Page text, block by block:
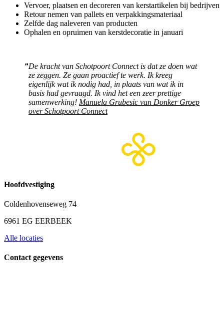
Vervoer, plaatsen en decoreren van kerstartikelen bij bedrijven
Retour nemen van pallets en verpakkingsmateriaal
Zelfde dag naleveren van producten
Ophalen en opruimen van kerstdecoratie in januari
De kracht van Schotpoort Connect is dat ze doen wat
ze zeggen. Ze gaan proactief te werk. Ik kreeg
eigenlijk wat ik nodig had, in plaats van wat ik in
basis had gevraagd. Ik vind het een zeer prettige
samenwerking! Manuela Grubesic van Donker Groep
over Schotpoort Connect
Hoofdvestiging
Coldenhovenseweg 74
6961 EG EERBEEK
Alle locaties
Contact gegevens